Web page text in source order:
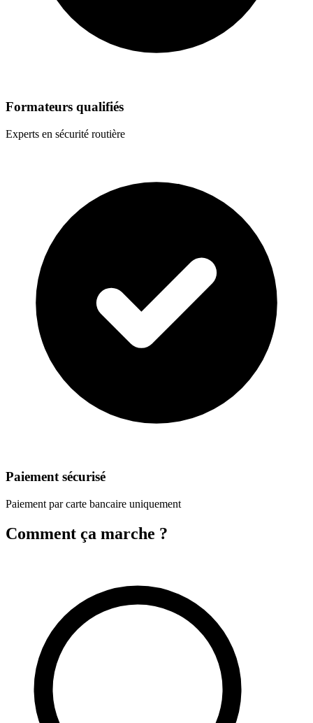
Formateurs qualifiés
Experts en sécurité routière
Paiement sécurisé
Paiement par carte bancaire uniquement
Comment ça marche ?